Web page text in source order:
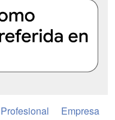
Profesional Empresa